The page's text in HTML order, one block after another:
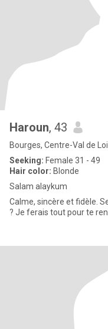
Haroun, 43
Bourges, Centre-Val de
Seeking: Female 31 - 49
Hair color: Blonde
Salam alaykum
Calme, sincère et fidèle.
? Je ferais tout pour te